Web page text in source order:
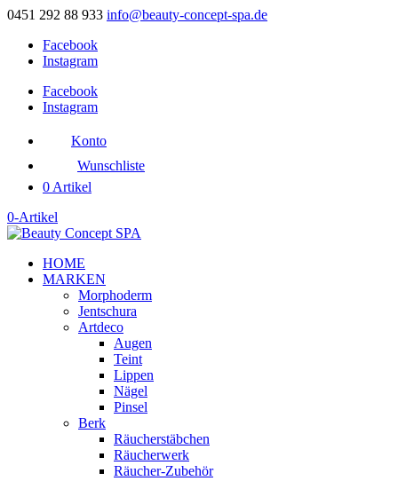
0451 292 88 933 info@beauty-concept-spa.de
Facebook
Instagram
Facebook
Instagram
Konto
Wunschliste
0 Artikel
0-Artikel
HOME
MARKEN
Morphoderm
Jentschura
Artdeco
Augen
Teint
Lippen
Nägel
Pinsel
Berk
Räucherstäbchen
Räucherwerk
Räucher-Zubehör